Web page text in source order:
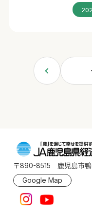
〒890-8515 鹿児島市鴨
Google Map